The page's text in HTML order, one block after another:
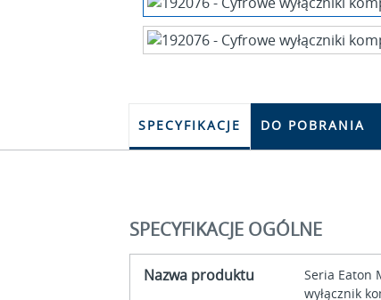
SPECYFIKACJE DO POBRANIA
SPECYFIKACJE OGÓLNE
Nazwa produktu
Seria Eaton
wyłącznik